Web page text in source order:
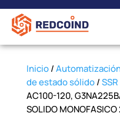
Inicio/
de estado sólido/
AC100-120,
SOLIDO